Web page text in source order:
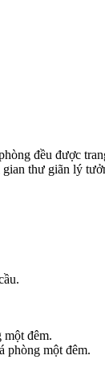
đều được
thư giãn lý
một đêm.
phòng một đêm.